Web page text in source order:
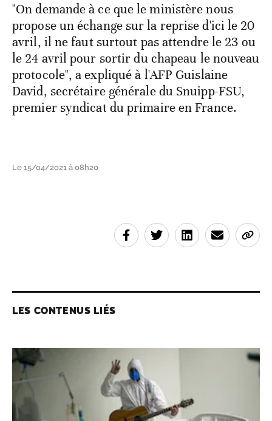
"On demande à ce que le ministère nous
propose un échange sur la reprise d'ici le 20
avril, il ne faut surtout pas attendre le 23 ou
le 24 avril pour sortir du chapeau le nouveau
protocole", a expliqué à l'AFP Guislaine
David, secrétaire générale du Snuipp-FSU,
premier syndicat du primaire en France.
Le 15/04/2021 à 08h20
LES CONTENUS LIÉS